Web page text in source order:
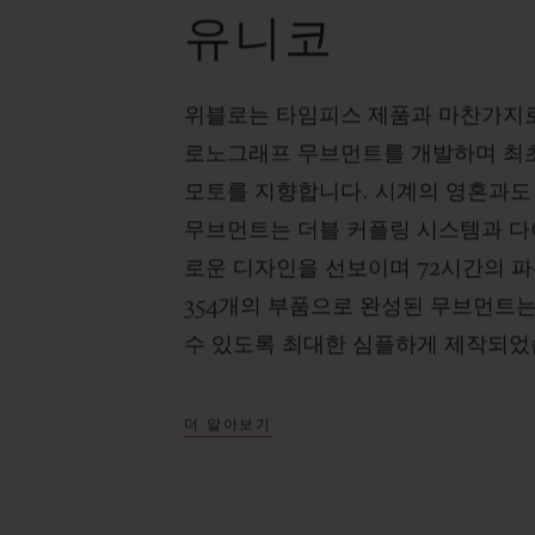
유니코
위블로는 타임피스 제품과 마찬가지
로노그래프 무브먼트를 개발하며
모토를 지향합니다. 시계의 영혼과
무브먼트는 더블 커플링 시스템과
로운 디자인을 선보이며 72시간의
354개의 부품으로 완성된 무브먼트
수 있도록 최대한 심플하게 제작되
더 알아보기